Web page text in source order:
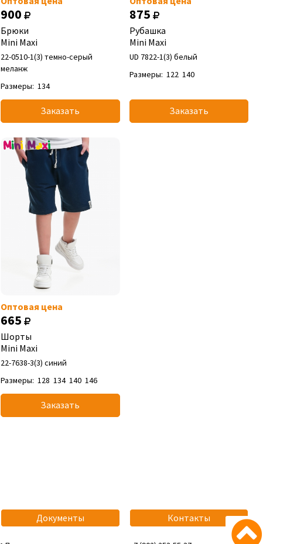
900
Брюки
Mini Maxi
22-0510-1(3) темно-серый
меланж
Размеры: 134
Заказать
875
Рубашка
Mini Maxi
UD 7822-1(3) белый
Размеры: 122 140
Заказать
Оптовая цена
665
Шорты
Mini Maxi
22-7638-3(3) синий
Размеры: 128 134 140 146
Заказать
Документы Контакты